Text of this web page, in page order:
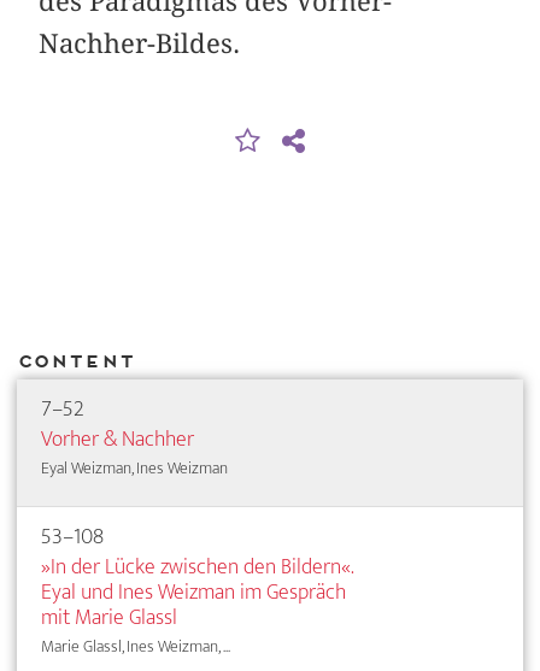
Nachher-Bildes.
Content
7–52
Vorher & Nachher
Eyal Weizman, Ines Weizman
53–108
»In der Lücke zwischen den Bildern«.
Eyal und Ines Weizman im Gespräch
mit Marie Glassl
Marie Glassl, Ines Weizman, ...